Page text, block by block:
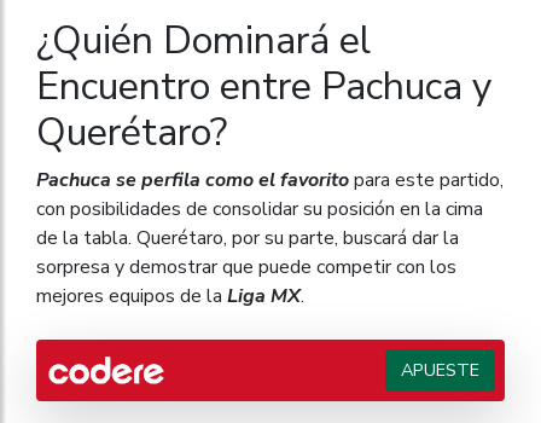
¿Quién Dominará el
Encuentro entre Pachuca y
Querétaro?
Pachuca se perfila como el favoritopara este partido,
con posibilidades de consolidar su posición en la cima
de la tabla. Querétaro, por su parte, buscará dar la
sorpresa y demostrar que puede competir con los
mejores equipos de la Liga MX.
APUESTE